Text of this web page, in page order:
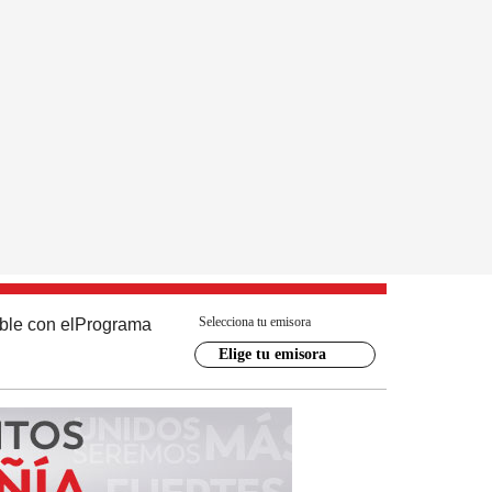
con el Programa Selecciona tu emisora
Elige tu emisora